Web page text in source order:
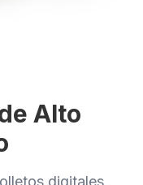
Alto
digitales,